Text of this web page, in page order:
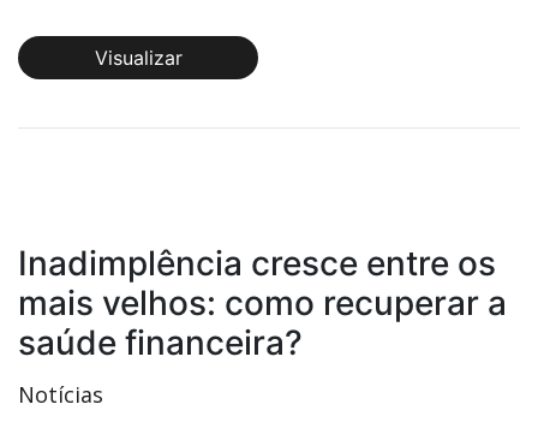
Visualizar
Inadimplência cresce entre os
mais velhos: como recuperar a
saúde financeira?
Notícias